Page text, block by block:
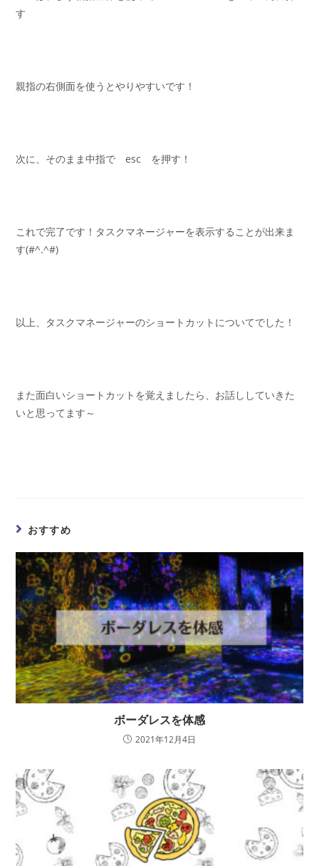
す
親指の右側面を使うとやりやすいです！
次に、そのまま中指で esc を押す！
これで完了です！タスクマネージャーを表示することが出来ま
す(#^.^#)
以上、タスクマネージャーのショートカットについてでした！
また面白いショートカットを覚えましたら、お話ししていきた
いと思ってます～
おすすめ
ボーダレスを体感
2021年12月4日